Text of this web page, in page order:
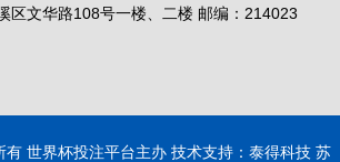
区文华路108号一楼、二楼 邮编：214023
有 世界杯投注平台主办 技术支持：泰得科技 苏